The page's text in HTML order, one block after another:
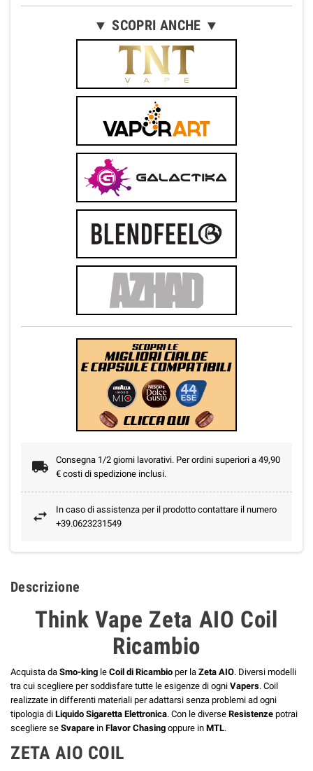
▼ SCOPRI ANCHE ▼
Consegna 1/2 giorni lavorativi. Per ordini superiori a 49,90
€ costi di spedizione inclusi.
In caso di assistenza per il prodotto contattare il numero
+39.0623231549
Descrizione
Think Vape Zeta AIO Coil
Ricambio
Acquista da Smo-king le Coil di Ricambio per la Zeta AIO. Diversi modelli
tra cui scegliere per soddisfare tutte le esigenze di ogni Vapers. Coil
realizzate in differenti materiali per adattarsi senza problemi ad ogni
tipologia di Liquido Sigaretta Elettronica. Con le diverse Resistenze potrai
scegliere se Svapare in Flavor Chasing oppure in MTL.
ZETA AIO COIL